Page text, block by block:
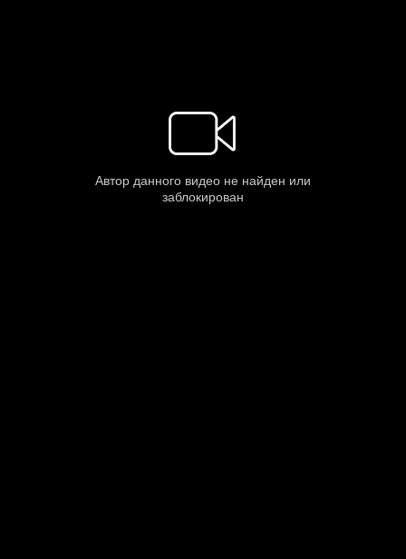
Автор данного видео не найден или
заблокирован